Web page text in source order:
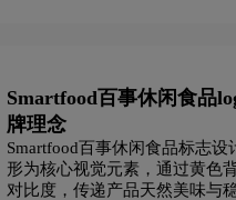
设计
logo设计 橙色logo设计
Smartfood百事休闲食品
牌理念
Smartfood百事休闲食品标志设
形为核心视觉元素，通过黄色
对比度，传递产品天然美味与